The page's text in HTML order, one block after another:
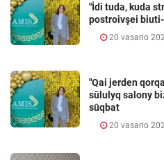
"İdi tuda, kuda
postroivşei
20 vasario
"Qai jerden
sūlulyq salony
sūqbat
20 vasario